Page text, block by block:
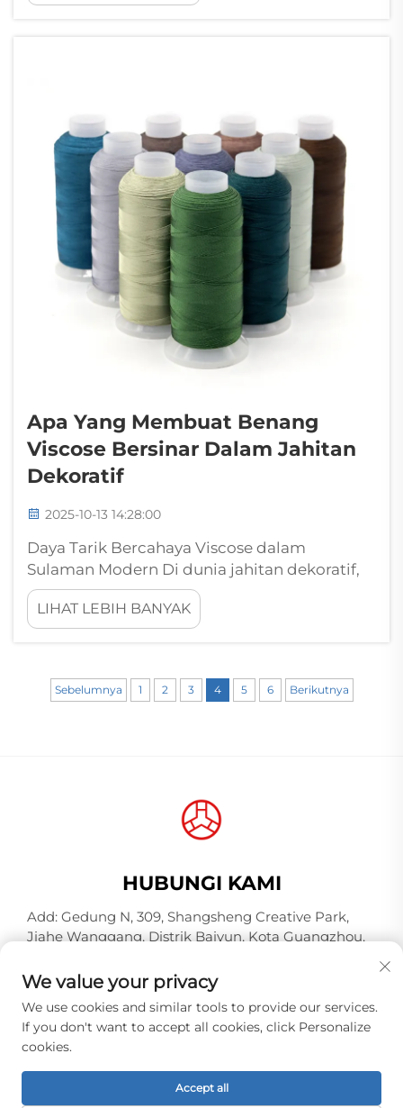
menggabungkan keindahan berkilau dengan
Apa Yang Membuat Benang
Viscose Bersinar Dalam Jahitan
Dekoratif
2025-10-13 14:28:00
Daya Tarik Bercahaya Viscose dalam
Sulaman Modern Di dunia jahitan dekoratif,
benang viscose telah muncul sebagai
bintang utama, memikat para pengrajin dan
perajin dengan kilau khas serta sifatnya yang
LIHAT LEBIH BANYAK
Sebelumnya 1 2 3 4 5 6 Berikutnya
HUBUNGI KAMI
Add: Gedung N, 309, Shangsheng Creative Park,
Jiahe Wanggang, Distrik Baiyun, Kota Guangzhou,
Tel:+86-18925123039
Surel:[email protected]
Hak Cipta © 2026 Guangzhou Hongqiao Thread
Industry Co.,Ltd. Seluruh hak dilindungi. -
We value your privacy
We use cookies and similar tools to provide our services.
If you don't want to accept all cookies, click Personalize
cookies.
Accept all